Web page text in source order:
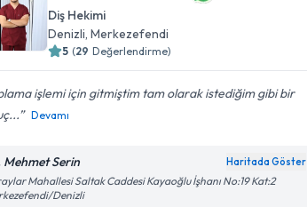
Diş Hekimi
Denizli , Merkezefendi
5 (29 Değerlendirme)
işlemi için gitmiştim tam olarak istediğim gibi bir
Devamı
Mehmet Serin Haritada Göster
Mahallesi Saltak Caddesi Kayaoğlu İşhanı No:19 Kat:2
Denizli